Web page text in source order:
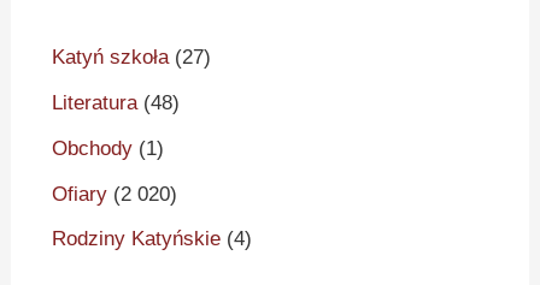
Katyń szkoła(27)
Literatura(48)
Obchody (1)
Ofiary (2 020)
Rodziny Katyńskie (4)